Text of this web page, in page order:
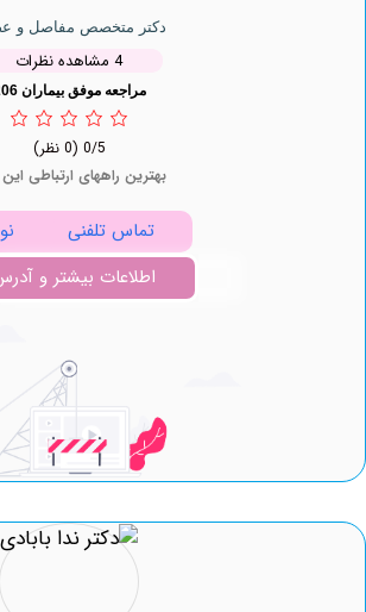
دکتر متخصص مفاصل و عضلات
مراجعه موفق بیماران 206
بهترین راههای ارتباطی این دکتر
تماس تلفنی
نوبت دهی
اطلاعات بیشتر و آدرس